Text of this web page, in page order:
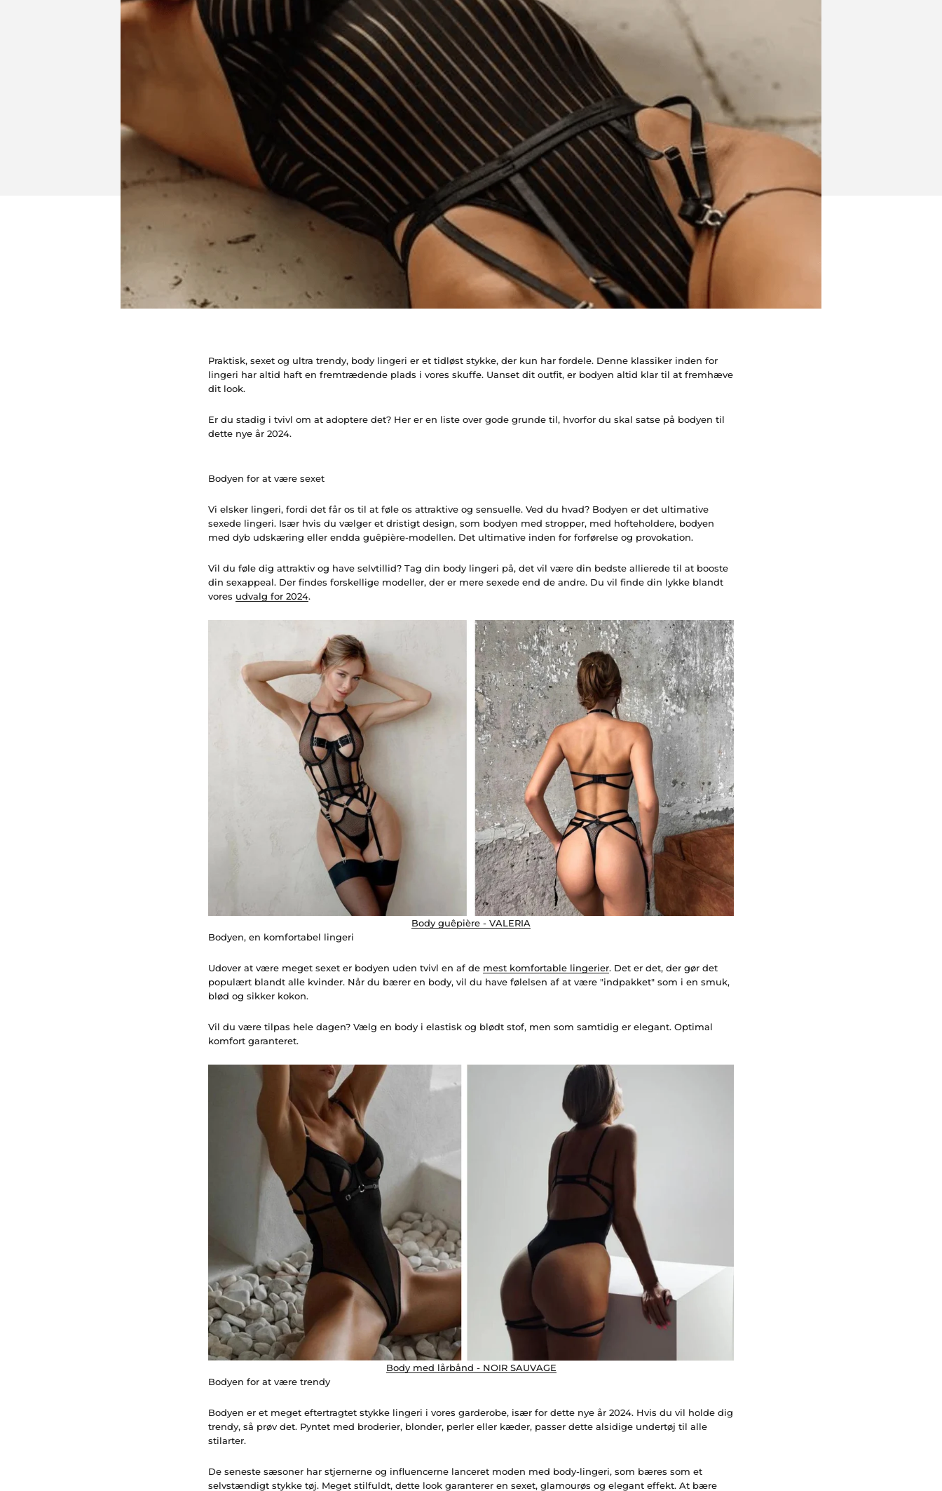
Praktisk, sexet og ultra trendy, body lingeri er et tidløst stykke, der kun har fordele. Denne klassiker inden for
lingeri har altid haft en fremtrædende plads i vores skuffe. Uanset dit outfit, er bodyen altid klar til at fremhæve
dit look.
Er du stadig i tvivl om at adoptere det? Her er en liste over gode grunde til, hvorfor du skal satse på bodyen til
dette nye år 2024.
Bodyen for at være sexet
Vi elsker lingeri, fordi det får os til at føle os attraktive og sensuelle. Ved du hvad? Bodyen er det ultimative
sexede lingeri. Især hvis du vælger et dristigt design, som bodyen med stropper, med hofteholdere, bodyen
med dyb udskæring eller endda guêpière-modellen. Det ultimative inden for forførelse og provokation.
Vil du føle dig attraktiv og have selvtillid? Tag din body lingeri på, det vil være din bedste allierede til at booste
din sexappeal. Der findes forskellige modeller, der er mere sexede end de andre. Du vil finde din lykke blandt
vores udvalg for 2024.
Body guêpière - VALERIA
Bodyen, en komfortabel lingeri
Udover at være meget sexet er bodyen uden tvivl en af de mest komfortable lingerier. Det er det, der gør det
populært blandt alle kvinder. Når du bærer en body, vil du have følelsen af at være "indpakket" som i en smuk,
blød og sikker kokon.
Vil du være tilpas hele dagen? Vælg en body i elastisk og blødt stof, men som samtidig er elegant. Optimal
komfort garanteret.
Body med lårbånd - NOIR SAUVAGE
Bodyen for at være trendy
Bodyen er et meget eftertragtet stykke lingeri i vores garderobe, især for dette nye år 2024. Hvis du vil holde dig
trendy, så prøv det. Pyntet med broderier, blonder, perler eller kæder, passer dette alsidige undertøj til alle
stilarter.
De seneste sæsoner har stjernerne og influencerne lanceret moden med body-lingeri, som bæres som et
selvstændigt stykke tøj. Meget stilfuldt, dette look garanterer en sexet, glamourøs og elegant effekt. At bære